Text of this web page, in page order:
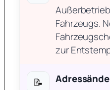
Fahrzeugs.
zur
📝